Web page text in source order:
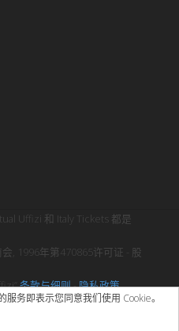
Uffizi 和 Italy Tickets 都是
, 1996年第470865许可证 - 股
条款与细则-隐私政策
务即表示您同意我们使用 Cookie。